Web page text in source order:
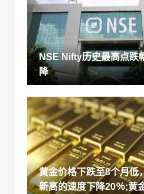
4,500;股票市场驶向高毛头
2022-01-08
汽油和柴油价格今天3月30
削减;在孟买，德里，别的地
2022-01-08
汽油和柴油价格今日4月12
燃料价格稳定;在孟买，德里
看房价
2022-01-08
大使馆办公室公园Reit：升
从“添加”，带有不变的TP /
2022-01-07
焦点股票：Nazara Tech，
anappuram财经，煤炭印度
2022-01-07
NSE Nifty历史最高点跌
降
黄金价格下跌至8个月低
新高的速度下降20％;黄